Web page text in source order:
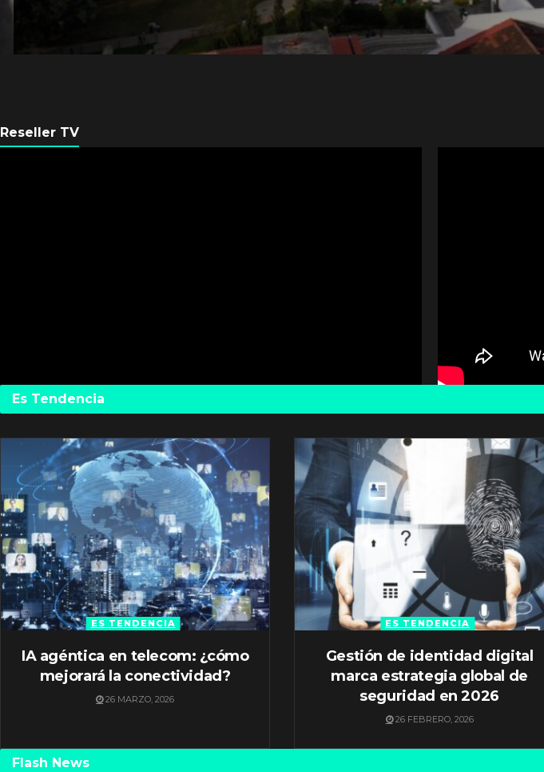
Reseller TV
Es Tendencia
ES TENDENCIA
IA agéntica en telecom: ¿cómo
mejorará la conectividad?
26 MARZO, 2026
ES TENDENCIA
Gestión de identidad digital
marca estrategia global de
seguridad en 2026
26 FEBRERO, 2026
Flash News